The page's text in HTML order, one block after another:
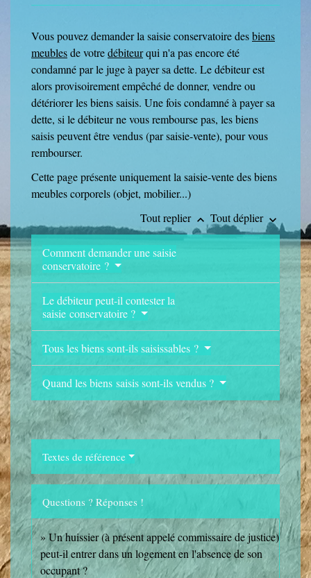
Vous pouvez demander la saisie conservatoire desbiens
meublesde votredébiteurqui n'a pas encore été
condamné par le juge à payer sa dette. Le débiteur est
alors provisoirement empêché de donner, vendre ou
détériorer les biens saisis. Une fois condamné à payer sa
dette, si le débiteur ne vous rembourse pas, les biens
saisis peuvent être vendus (par saisie-vente), pour vous
rembourser.
Cette page présente uniquement la saisie-vente des biens
meubles corporels (objet, mobilier...)
Tout replier keyboard_arrow_up Tout déplier keyboard_arrow_down
Comment demander une saisie
conservatoire ?
Le débiteur peut-il contester la
saisie conservatoire ?
Tous les biens sont-ils saisissables ?
Quand les biens saisis sont-ils vendus ?
Textes de référence
Questions ? Réponses !
Un huissier (à présent appelé commissaire de justice)
peut-il entrer dans un logement en l'absence de son
occupant ?